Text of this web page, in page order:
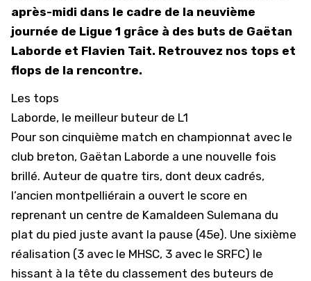
après-midi dans le cadre de la neuvième
journée de Ligue 1 grâce à des buts de Gaëtan
Laborde et Flavien Tait. Retrouvez nos tops et
flops de la rencontre.
Les tops
Laborde, le meilleur buteur de L1
Pour son cinquième match en championnat avec le
club breton, Gaëtan Laborde a une nouvelle fois
brillé. Auteur de quatre tirs, dont deux cadrés,
l’ancien montpelliérain a ouvert le score en
reprenant un centre de Kamaldeen Sulemana du
plat du pied juste avant la pause (45e). Une sixième
réalisation (3 avec le MHSC, 3 avec le SRFC) le
hissant à la tête du classement des buteurs de